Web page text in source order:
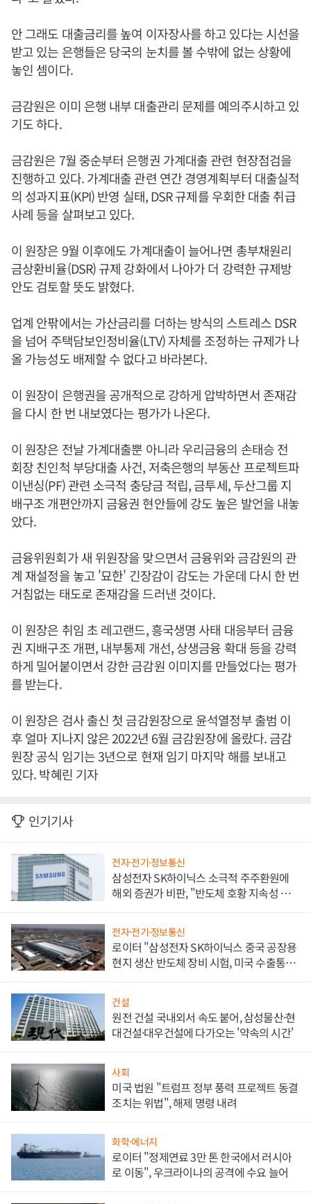
안 그래도 대출금리를 높여 이자장사를 하고 있다는 시선을
받고 있는 은행들은 당국의 눈치를 볼 수밖에 없는 상황에
놓인 셈이다.
금감원은 이미 은행 내부 대출관리 문제를 예의주시하고 있
기도 하다.
금감원은 7월 중순부터 은행권 가계대출 관련 현장점검을
진행하고 있다. 가계대출 관련 연간 경영계획부터 대출실적
의 성과지표(KPI) 반영 실태, DSR 규제를 우회한 대출 취급
사례 등을 살펴보고 있다.
이 원장은 9월 이후에도 가계대출이 늘어나면 총부채원리
금상환비율(DSR) 규제 강화에서 나아가 더 강력한 규제방
안도 검토할 뜻도 밝혔다.
업계 안팎에서는 가산금리를 더하는 방식의 스트레스 DSR
을 넘어 주택담보인정비율(LTV) 자체를 조정하는 규제가 나
올 가능성도 배제할 수 없다고 바라본다.
이 원장이 은행권을 공개적으로 강하게 압박하면서 존재감
을 다시 한 번 내보였다는 평가가 나온다.
이 원장은 전날 가계대출뿐 아니라 우리금융의 손태승 전
회장 친인척 부당대출 사건, 저축은행의 부동산 프로젝트파
이낸싱(PF) 관련 소극적 충당금 적립, 금투세, 두산그룹 지
배구조 개편안까지 금융권 현안들에 강도 높은 발언을 내놓
았다.
금융위원회가 새 위원장을 맞으면서 금융위와 금감원의 관
계 재설정을 놓고 '묘한' 긴장감이 감도는 가운데 다시 한 번
거침없는 태도로 존재감을 드러낸 것이다.
이 원장은 취임 초 레고랜드, 흥국생명 사태 대응부터 금융
권 지배구조 개편, 내부통제 개선, 상생금융 확대 등을 강력
하게 밀어붙이면서 강한 금감원 이미지를 만들었다는 평가
를 받는다.
이 원장은 검사 출신 첫 금감원장으로 윤석열정부 출범 이
후 얼마 지나지 않은 2022년 6월 금감원장에 올랐다. 금감
원장 공식 임기는 3년으로 현재 임기 마지막 해를 보내고
있다. 박혜린 기자
인기기사
전자·전기·정보통신
삼성전자 SK하이닉스 소극적 주주환원에
해외 증권가 비판, "반도체 호황 지속성 의
전자·전기·정보통신
로이터 "삼성전자 SK하이닉스 중국 공장용
현지 생산 반도체 장비 시험, 미국 수출통제
건설
원전 건설 국내외서 속도 붙어, 삼성물산·현
대건설·대우건설에 다가오는 '약속의 시간'
사회
미국 법원 "트럼프 정부 풍력 프로젝트 동결
조치는 위법", 해제 명령 내려
화학·에너지
로이터 "정제연료 3만 톤 한국에서 러시아
로 이동", 우크라이나의 공격에 수요 늘어